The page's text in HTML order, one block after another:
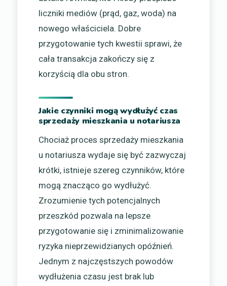
liczniki mediów (prąd, gaz, woda) na
nowego właściciela. Dobre
przygotowanie tych kwestii sprawi, że
cała transakcja zakończy się z
korzyścią dla obu stron.
Jakie czynniki mogą wydłużyć czas
sprzedaży mieszkania u notariusza
Chociaż proces sprzedaży mieszkania
u notariusza wydaje się być zazwyczaj
krótki, istnieje szereg czynników, które
mogą znacząco go wydłużyć.
Zrozumienie tych potencjalnych
przeszkód pozwala na lepsze
przygotowanie się i zminimalizowanie
ryzyka nieprzewidzianych opóźnień.
Jednym z najczęstszych powodów
wydłużenia czasu jest brak lub